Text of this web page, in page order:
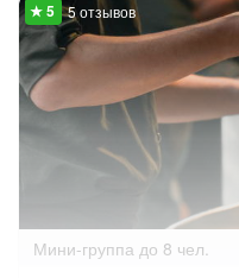
5 отзывов
Мини-группа до 8 чел.